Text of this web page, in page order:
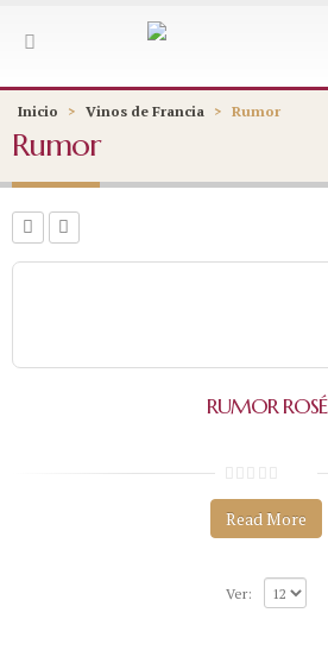
Inicio > Vinos de Francia > Rumor
Rumor
RUMOR ROSÉ
0
b
Read More
Ver: